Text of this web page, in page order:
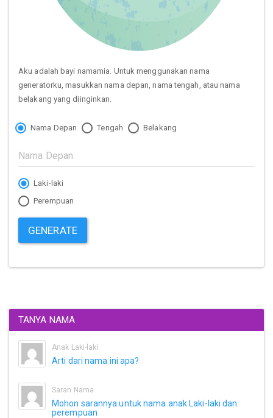
Aku adalah bayi namamia. Untuk menggunakan nama
generatorku, masukkan nama depan, nama tengah, atau nama
belakang yang diinginkan.
Nama Depan Tengah Belakang
Laki-laki
Perempuan
GENERATE
TANYA NAMA
Anak Laki-laki
Arti dari nama ini apa?
Saran Nama
Mohon sarannya untuk nama anak Laki-laki dan
perempuan